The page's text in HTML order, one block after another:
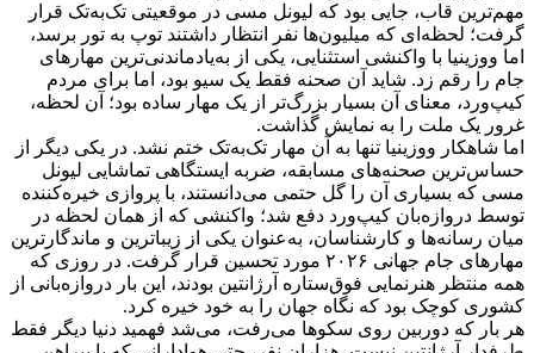
مهم‌ترین قاب، جایی بود که لیونل مسی در موقعیتی تک‌به‌تک قرار
گرفت؛ لحظه‌ای که میلیون‌ها نفر انتظار داشتند توپ به تور برسد،
اما ووزینیا با واکنشی استثنایی، یکی از به‌یادماندنی‌ترین مهارهای
جام را رقم زد. شاید آن صحنه فقط یک سیو بود، اما برای مردم
کیپ‌ورد، معنای آن بسیار بزرگ‌تر از یک مهار ساده بود؛ آن لحظه،
غرور یک ملت را به نمایش گذاشت.
اما شاهکار ووزینیا تنها به آن مهار تک‌به‌تک ختم نشد. در یکی دیگر از
حساس‌ترین صحنه‌های مسابقه، ضربه ایستگاهی تماشایی لیونل
مسی که بسیاری آن را گل حتمی می‌دانستند، با پروازی خیره‌کننده
توسط دروازه‌بان کیپ‌ورد دفع شد؛ واکنشی که از همان لحظه در
میان رسانه‌ها و کارشناسان، به‌عنوان یکی از زیباترین و ماندگارترین
مهارهای جام جهانی ۲۰۲۶ مورد تحسین قرار گرفت. در روزی که
همه منتظر هنرنمایی فوق‌ستاره آرژانتین بودند، این بار دروازه‌بانی از
کشوری کوچک بود که نگاه جهان را به خود خیره کرد.
هر بار که دوربین روی سکوها می‌رفت، می‌شد فهمید دنیا دیگر فقط